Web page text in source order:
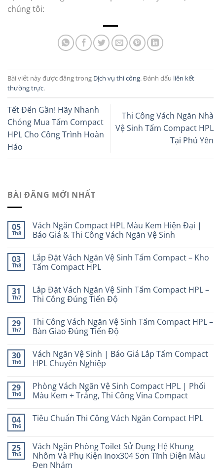
chúng tôi:
Bài viết này được đăng trong Dịch vụ thi công. Đánh dấu liên kết
thường trực.
Tết Đến Gần! Hãy Nhanh
Chóng Mua Tấm Compact
HPL Cho Công Trình Hoàn
Hảo
Thi Công Vách Ngăn Nhà
Vệ Sinh Tấm Compact HPL
Tại Phú Yên
BÀI ĐĂNG MỚI NHẤT
05
Th8
Vách Ngăn Compact HPL Màu Kem Hiện Đại |
Báo Giá & Thi Công Vách Ngăn Vệ Sinh
03
Th8
Lắp Đặt Vách Ngăn Vệ Sinh Tấm Compact – Kho
Tấm Compact HPL
31
Th7
Lắp Đặt Vách Ngăn Vệ Sinh Tấm Compact HPL –
Thi Công Đúng Tiến Độ
29
Th7
Thi Công Vách Ngăn Vệ Sinh Tấm Compact HPL –
Bàn Giao Đúng Tiến Độ
30
Th6
Vách Ngăn Vệ Sinh | Báo Giá Lắp Tấm Compact
HPL Chuyên Nghiệp
29
Th6
Phòng Vách Ngăn Vệ Sinh Compact HPL | Phối
Màu Kem + Trắng, Thi Công Vina Compact
04
Th6
Tiêu Chuẩn Thi Công Vách Ngăn Compact HPL
25
Th5
Vách Ngăn Phòng Toilet Sử Dụng Hệ Khung
Nhôm Và Phụ Kiện Inox304 Sơn Tĩnh Điện Màu
Đen Nhám